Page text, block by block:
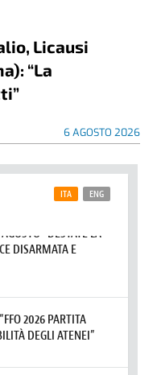
Licausi
“La
6 AGOSTO 2026